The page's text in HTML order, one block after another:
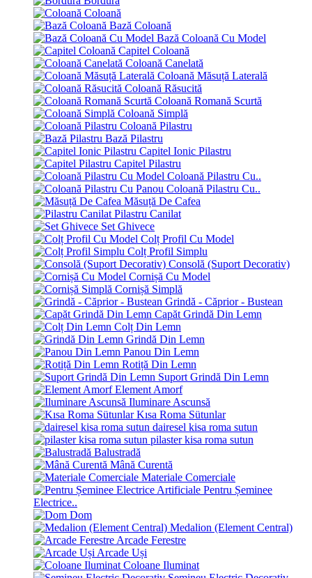
Coloană
Bază Coloană
Bază Coloană Cu Model
Capitel Coloană
Coloană Canelată
Coloană Măsuță Laterală
Coloană Răsucită
Coloană Romană Scurtă
Coloană Simplă
Coloană Pilastru
Bază Pilastru
Capitel Ionic Pilastru
Capitel Pilastru
Coloană Pilastru Cu..
Coloană Pilastru Cu..
Măsuță De Cafea
Pilastru Canilat
Set Ghivece
Colț Profil Cu Model
Colț Profil Simplu
Consolă (Suport Decorativ)
Cornișă Cu Model
Cornișă Simplă
Grindă - Căprior - Bustean
Capăt Grindă Din Lemn
Colț Din Lemn
Grindă Din Lemn
Panou Din Lemn
Rotiță Din Lemn
Suport Grindă Din Lemn
Element Amorf
Iluminare Ascunsă
Kısa Roma Sütunlar
dairesel kisa roma sutun
pilaster kisa roma sutun
Balustradă
Mână Curentă
Materiale Comerciale
Pentru Șeminee
Electrice..
Dom
Medalion (Element Central)
Arcade Ferestre
Arcade Uși
Coloane Iluminat